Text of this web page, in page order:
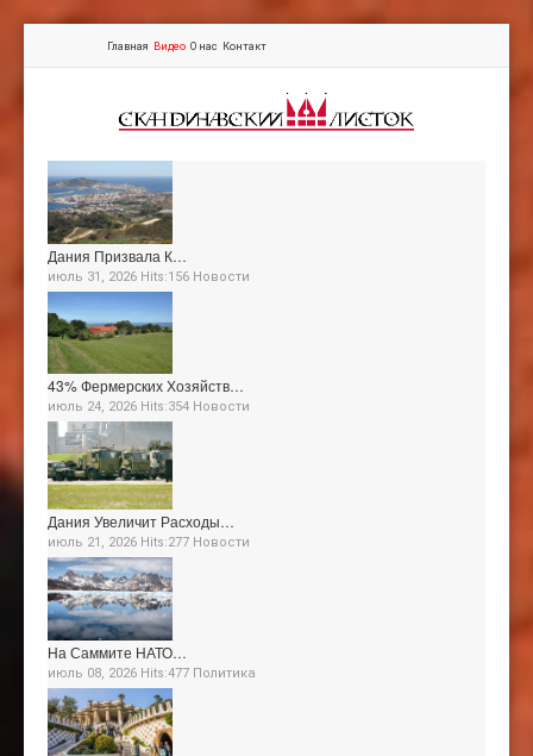
Главная Видео О нас Контакт
Дания Призвала К…
июль 31, 2026 Hits:156 Новости
43% Фермерских Хозяйств…
июль 24, 2026 Hits:354 Новости
Дания Увеличит Расходы…
июль 21, 2026 Hits:277 Новости
На Саммите НАТО…
июль 08, 2026 Hits:477 Политика